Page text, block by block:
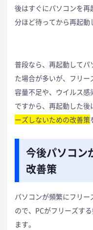
後はすぐにパソコンを
分ほど待ってから再起動
普段なら、再起動して
た場合が多いが、フリ
容量不足や、ウイルス感
ですから、再起動した後
ーズしないための改善策
今後パソコン
改善策
パソコンが頻繁にフリ
ので、PCがフリーズす
ます。